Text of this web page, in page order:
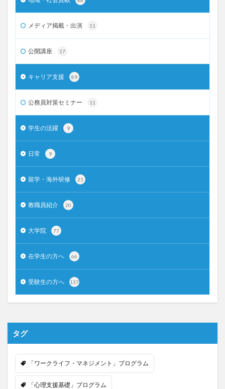
メディア掲載・出演 11
公開講座 17
キャリア支援 89
公務員対策セミナー 11
学生の活躍 9
日常 9
留学・海外研修 21
教職員紹介 20
大学院 77
在学生の方へ 66
受験生の方へ 137
タグ
「ワークライフ・マネジメント」プログラム
「心理支援基礎」プログラム